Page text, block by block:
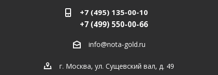
+7 (495) 135-00-10
+7 (499) 550-00-66
info@nota-gold.ru
г. Москва, ул. Сущевский вал, д. 49